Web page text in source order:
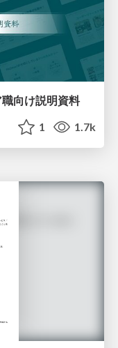
向け説明資料
1 1.7k